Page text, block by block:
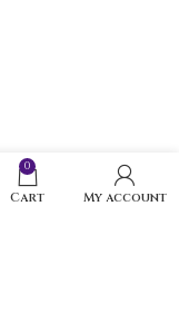
0
Cart My account